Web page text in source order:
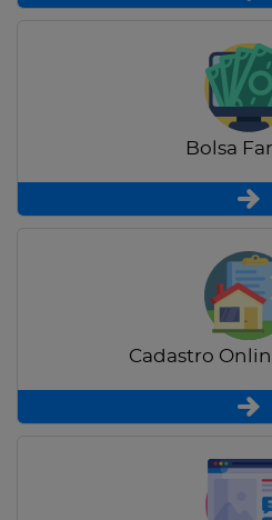
Bolsa
Cadastro